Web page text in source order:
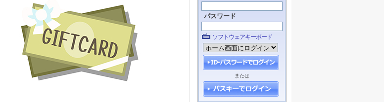
パスワード
ソフトウェアキーボード
または